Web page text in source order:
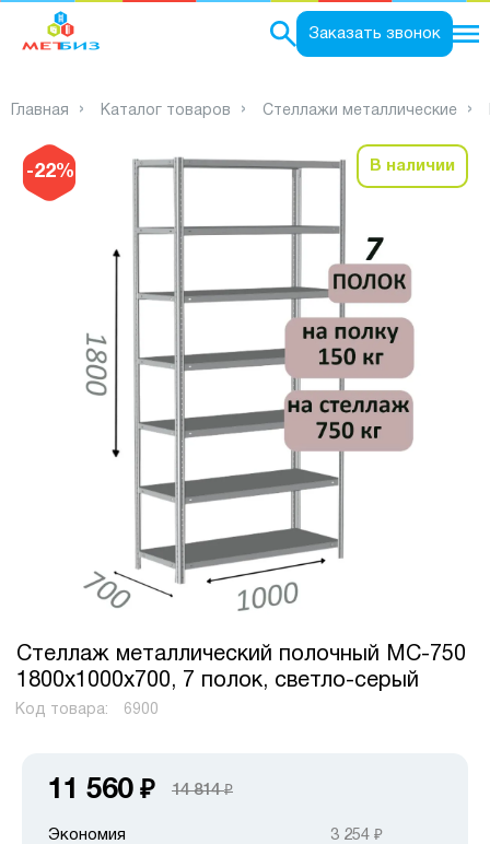
Заказать звонок
Главная Каталог товаров Стеллажи металлические
-22% В наличии
Стеллаж металлический полочный МС-750
1800х1000х700, 7 полок, светло-серый
Код товара: 6900
11 560 ₽ 14 814₽
Экономия 3 254 ₽